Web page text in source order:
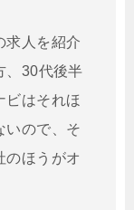
求人を紹介
、30代後半
ビはそれほ
いので、そ
のほうがオ